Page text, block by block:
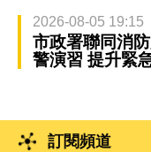
2026-08-05 19:15
市政署聯同消
警演習 提升緊
訂閱頻道